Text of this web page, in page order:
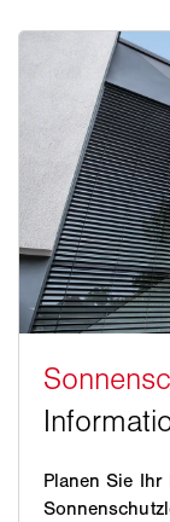
Planen Sie Ihr